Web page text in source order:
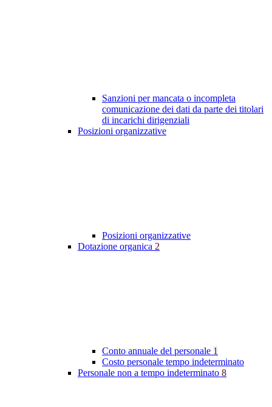
Sanzioni per mancata o incompleta
comunicazione dei dati da parte dei titolari
di incarichi dirigenziali
Posizioni organizzative
Posizioni organizzative
Dotazione organica 2
Conto annuale del personale 1
Costo personale tempo indeterminato
Personale non a tempo indeterminato 8